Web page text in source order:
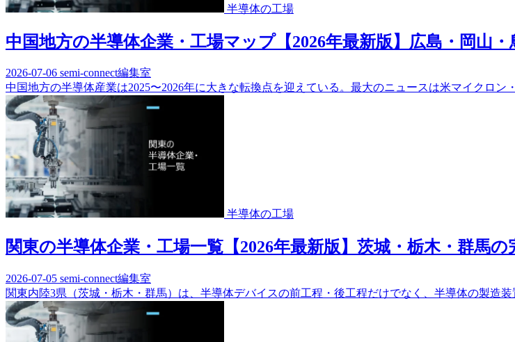
半導体の工場
中国地方の半導体企業・工場マップ【2026年最新版】広島・岡山
2026-07-06 semi-connect編集室
中国地方の半導体産業は2025〜2026年に大きな転換点を迎えている。最大のニュースは米マイクロ
半導体の工場
関東の半導体企業・工場一覧【2026年最新版】茨城・栃木・群馬の
2026-07-05 semi-connect編集室
関東内陸3県（茨城・栃木・群馬）は、半導体デバイスの前工程・後工程だけでなく、半導体の製造